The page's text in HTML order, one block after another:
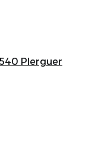
Plerguer